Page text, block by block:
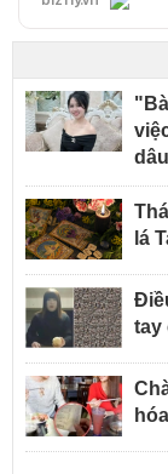
lá
tay